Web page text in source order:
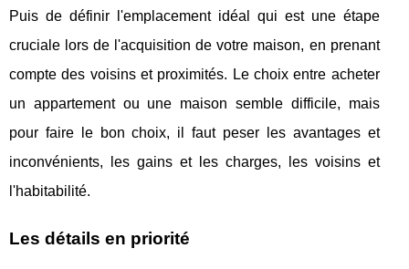
Puis de définir l'emplacement idéal qui est une étape
cruciale lors de l'acquisition de votre maison, en prenant
compte des voisins et proximités. Le choix entre acheter
un appartement ou une maison semble difficile, mais
pour faire le bon choix, il faut peser les avantages et
inconvénients, les gains et les charges, les voisins et
l'habitabilité.
Les détails en priorité